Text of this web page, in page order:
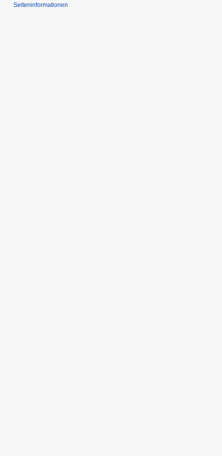
Seiten­­informationen